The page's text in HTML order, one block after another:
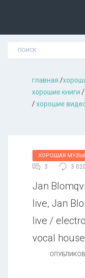
главная /
хорошие книги /
/хорошие
ХОРОШАЯ
3 3 020
Jan
live, Jan
live /
vocal house